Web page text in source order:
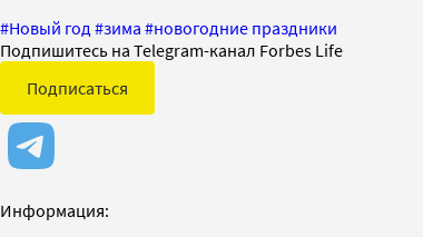
#Новый год #зима #новогодние праздники
Подпишитесь на Telegram-канал Forbes Life
Подписаться
Информация: